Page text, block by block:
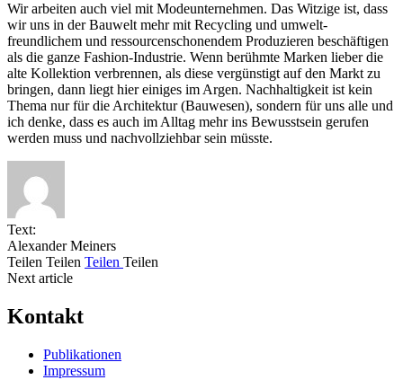
Wir arbeiten auch viel mit Modeunternehmen. Das Witzige ist, dass
wir uns in der Bauwelt mehr mit Recycling und umwelt­
freundlichem und ressourcenscho­nendem Produzieren beschäftigen
als die ganze Fashion-Industrie. Wenn berühmte Marken lieber die
alte Kollektion verbrennen, als diese vergünstigt auf den Markt zu
bringen, dann liegt hier einiges im Argen. Nachhaltigkeit ist kein
Thema nur für die Architektur (Bauwesen), sondern für uns alle und
ich denke, dass es auch im Alltag mehr ins Bewusstsein gerufen
werden muss und nachvollziehbar sein müsste.
Text:
Alexander Meiners
Teilen Teilen Teilen Teilen
Next article
Kontakt
Publikationen
Impressum